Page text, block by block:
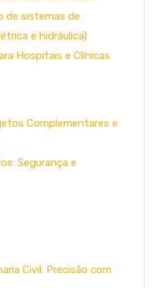
Hospitais e Clínicas
Segurança e
Civil: Precisão com